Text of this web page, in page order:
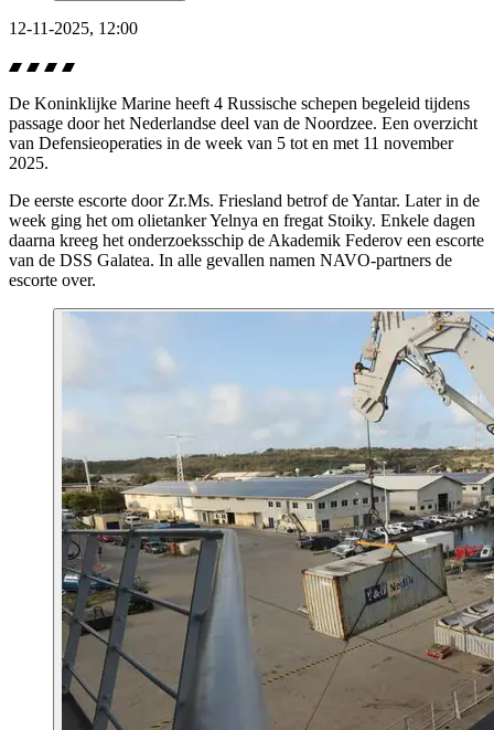
12-11-2025, 12:00
De Koninklijke Marine heeft 4 Russische schepen begeleid tijdens
passage door het Nederlandse deel van de Noordzee. Een overzicht
van Defensieoperaties in de week van 5 tot en met 11 november
2025.
De eerste escorte door Zr.Ms. Friesland betrof de Yantar. Later in de
week ging het om olietanker Yelnya en fregat Stoiky. Enkele dagen
daarna kreeg het onderzoeksschip de Akademik Federov een escorte
van de DSS Galatea. In alle gevallen namen NAVO-partners de
escorte over.